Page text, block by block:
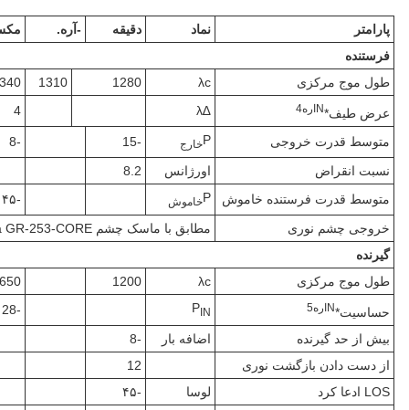
پارامتر نماد دقیقه -آره.
فرستنده
طول موج مرکزی
λc
1280
1310
عرض طیف*Nاره4
∆λ
4
متوسط قدرت خروجی Pخارج -15
-8
نسبت انقراض
اورژانس
8.2
متوسط قدرت فرستنده خاموش
Pخاموش
-۴۵
خروجی چشم نوری
مطابق با ماسک چشم Telcordia GR-253-CORE و ITU-T G957
گیرنده
طول موج مرکزی
λc
1200
حساسیت*Nاره5
PIN
-28
بیش از حد گیرنده
اضافه بار
-8
از دست دادن بازگشت نوری
12
LOS ادعا کرد
لوسا
-۴۵